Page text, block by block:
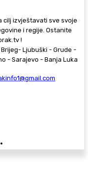
cilj izvještavati sve svoje
i regije. Ostanite
!
Ljubuški - Grude -
- Sarajevo - Banja Luka